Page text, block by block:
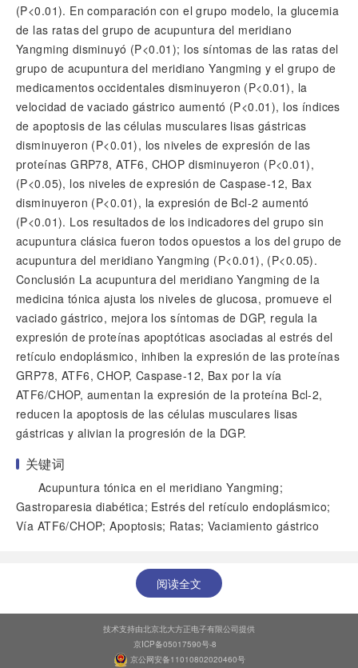
(P<0.01). En comparación con el grupo modelo, la glucemia
de las ratas del grupo de acupuntura del meridiano
Yangming disminuyó (P<0.01); los síntomas de las ratas del
grupo de acupuntura del meridiano Yangming y el grupo de
medicamentos occidentales disminuyeron (P<0.01), la
velocidad de vaciado gástrico aumentó (P<0.01), los índices
de apoptosis de las células musculares lisas gástricas
disminuyeron (P<0.01), los niveles de expresión de las
proteínas GRP78, ATF6, CHOP disminuyeron (P<0.01),
(P<0.05), los niveles de expresión de Caspase-12, Bax
disminuyeron (P<0.01), la expresión de Bcl-2 aumentó
(P<0.01). Los resultados de los indicadores del grupo sin
acupuntura clásica fueron todos opuestos a los del grupo de
acupuntura del meridiano Yangming (P<0.01), (P<0.05).
Conclusión La acupuntura del meridiano Yangming de la
medicina tónica ajusta los niveles de glucosa, promueve el
vaciado gástrico, mejora los síntomas de DGP, regula la
expresión de proteínas apoptóticas asociadas al estrés del
retículo endoplásmico, inhiben la expresión de las proteínas
GRP78, ATF6, CHOP, Caspase-12, Bax por la vía
ATF6/CHOP, aumentan la expresión de la proteína Bcl-2,
reducen la apoptosis de las células musculares lisas
gástricas y alivian la progresión de la DGP.
关键词
Acupuntura tónica en el meridiano Yangming;
Gastroparesia diabética; Estrés del retículo endoplásmico;
Vía ATF6/CHOP; Apoptosis; Ratas; Vaciamiento gástrico
阅读全文
技术支持由北京北大方正电子有限公司提供
京ICP备05017590号-8
京公网安备11010802020460号